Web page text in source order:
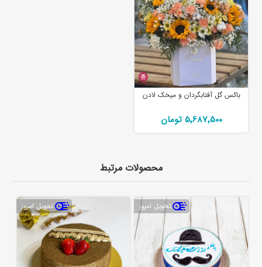
باکس گل آفتابگردان و میخک لادن
5٬687٬500 تومان
محصولات مرتبط
تحویل امروز تحویل امروز